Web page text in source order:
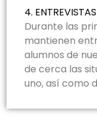
4.
Durante las
mantienen
alumnos de
de cerca las
uno, así como